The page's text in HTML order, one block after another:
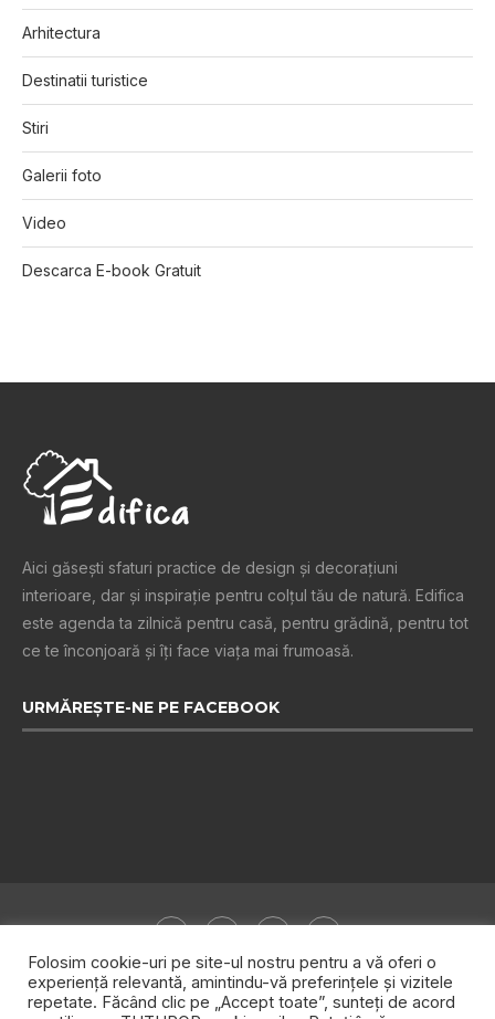
Arhitectura
Destinatii turistice
Stiri
Galerii foto
Video
Descarca E-book Gratuit
Aici găsești sfaturi practice de design şi decoraţiuni
interioare, dar și inspiraţie pentru colţul tău de natură. Edifica
este agenda ta zilnică pentru casă, pentru grădină, pentru tot
ce te înconjoară şi îţi face viaţa mai frumoasă.
URMĂREȘTE-NE PE FACEBOOK
Folosim cookie-uri pe site-ul nostru pentru a vă oferi o
experiență relevantă, amintindu-vă preferințele și vizitele
repetate. Făcând clic pe „Accept toate”, sunteți de acord